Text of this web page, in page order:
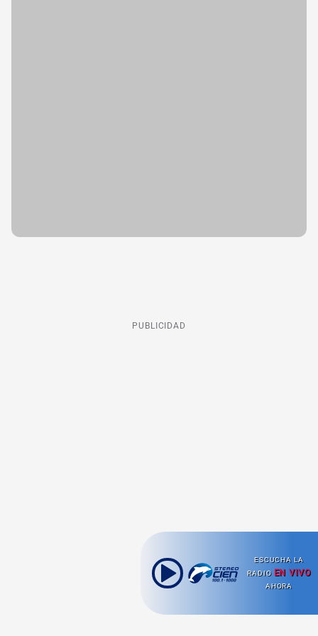
PUBLICIDAD
ESCUCHA LA
RADIO EN VIVO
AHORA